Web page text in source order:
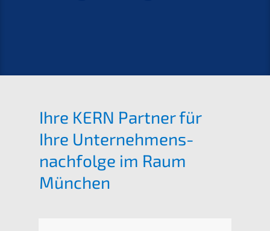
Ihre KERN Partner für
Ihre Unternehmens­
nachfolge im Raum
München